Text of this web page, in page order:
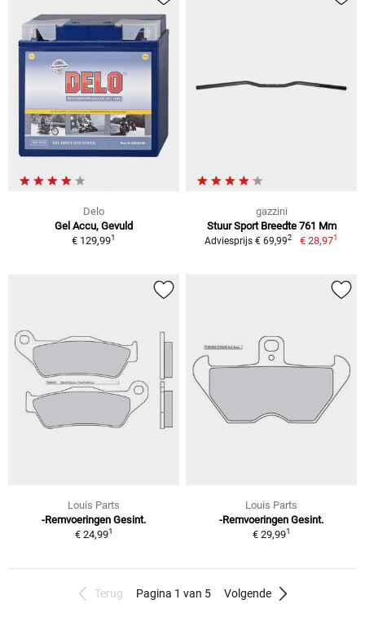
Delo
Gel Accu, Gevuld
€ 129,991
gazzini
Stuur Sport Breedte 761 Mm
Adviesprijs € 69,992 € 28,971
Louis Parts
-Remvoeringen Gesint.
€ 24,991
Louis Parts
-Remvoeringen Gesint.
€ 29,991
Terug Pagina 1 van 5 Volgende